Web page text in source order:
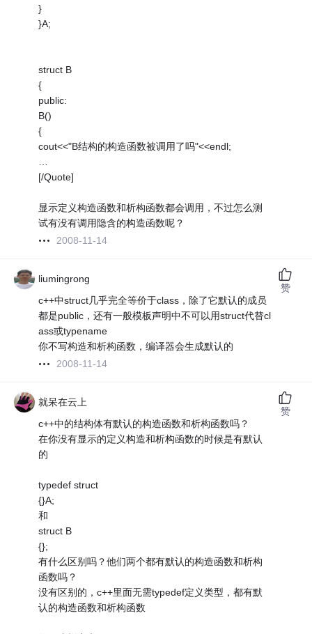
}
}A;
struct B
{
public:
B()
{
cout<<"B结构的构造函数被调用了吗"<<endl;
…
[/Quote]
显示定义构造函数和析构函数都会调用，不过怎么测
试有没有调用隐含的构造函数呢？
2008-11-14
liumingrong
c++中struct几乎完全等价于class，除了它默认的成员
都是public，还有一般模板声明中不可以用struct代替cl
ass或typename
你不写构造和析构函数，编译器会生成默认的
2008-11-14
赞
就呆在云上
c++中的结构体有默认的构造函数和析构函数吗？
在你没有显示的定义构造和析构函数的时候是有默认
的
typedef struct
{}A;
和
struct B
{};
有什么区别吗？他们两个都有默认的构造函数和析构
函数吗？
没有区别的，c++里面无需typedef定义类型，都有默
认的构造函数和析构函数
赞